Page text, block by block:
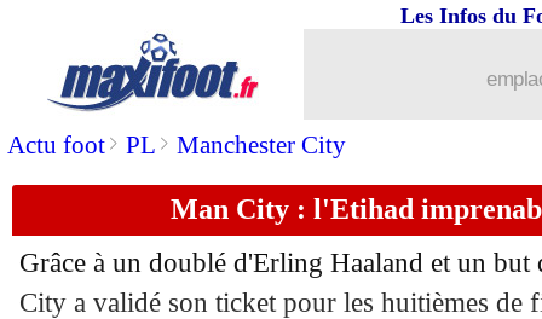
Actu foot> PL > Manchester City
Les Infos du
Man City : l'Etihad
Grâce à un doublé d'Erling Haaland et un but
City a validé son ticket pour les huitièmes de
: le Real plus intéressé par
08/11 Rennes: B. Genesio - "j'ai zéro
: comment Pochettino a
08/11 Lens: Mendy revient sur son été
08/11 EdF: le Mondial a changé Disasi